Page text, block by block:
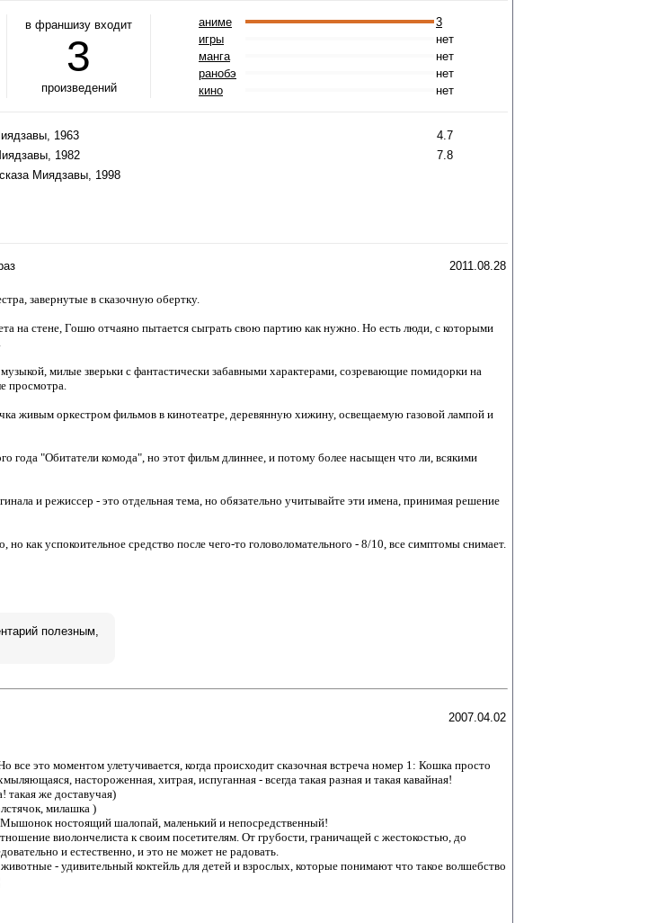
в франшизу входит
3
произведений
аниме
3
игры
нет
манга
нет
ранобэ
нет
кино
нет
1963
4.7
1982
7.8
Миядзавы, 1998
2011.08.28
завернутые в сказочную обертку.
на стене, Гошю отчаяно пытается сыграть свою партию как нужно. Но есть люди, с которыми
милые зверьки с фантастически забавными характерами, созревающие помидорки на
просмотра.
живым оркестром фильмов в кинотеатре, деревянную хижину, освещаемую газовой лампой и
года "Обитатели комода", но этот фильм длиннее, и потому более насыщен что ли, всякими
и режиссер - это отдельная тема, но обязательно учитывайте эти имена, принимая решение
как успокоительное средство после чего-то головоломательного - 8/10, все симптомы снимает.
полезным,
2007.04.02
все это моментом улетучивается, когда происходит сказочная встреча номер 1: Кошка просто
настороженная, хитрая, испуганная - всегда такая разная и такая кавайная!
такая же доставучая)
милашка )
ностоящий шалопай, маленький и непосредственный!
виолончелиста к своим посетителям. От грубости, граничащей с жестокостью, до
и естественно, и это не может не радовать.
- удивительный коктейль для детей и взрослых, которые понимают что такое волшебство